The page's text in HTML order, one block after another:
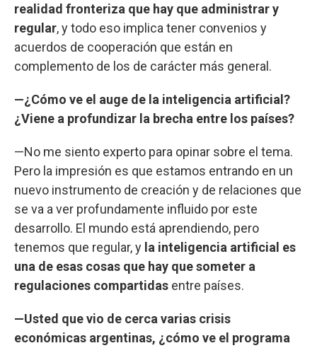
realidad fronteriza que hay que administrar y
regular, y todo eso implica tener convenios y
acuerdos de cooperación que están en
complemento de los de carácter más general.
—¿Cómo ve el auge de la inteligencia artificial?
¿Viene a profundizar la brecha entre los países?
—No me siento experto para opinar sobre el tema.
Pero la impresión es que estamos entrando en un
nuevo instrumento de creación y de relaciones que
se va a ver profundamente influido por este
desarrollo. El mundo está aprendiendo, pero
tenemos que regular, y la inteligencia artificial es
una de esas cosas que hay que someter a
regulaciones compartidas entre países.
—Usted que vio de cerca varias crisis
económicas argentinas, ¿cómo ve el programa